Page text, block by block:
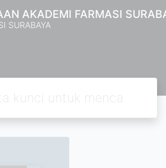
AKADEMI FARMASI
SURABAYA